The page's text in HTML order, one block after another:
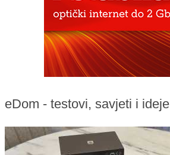
eDom - testovi, savjeti i ideje